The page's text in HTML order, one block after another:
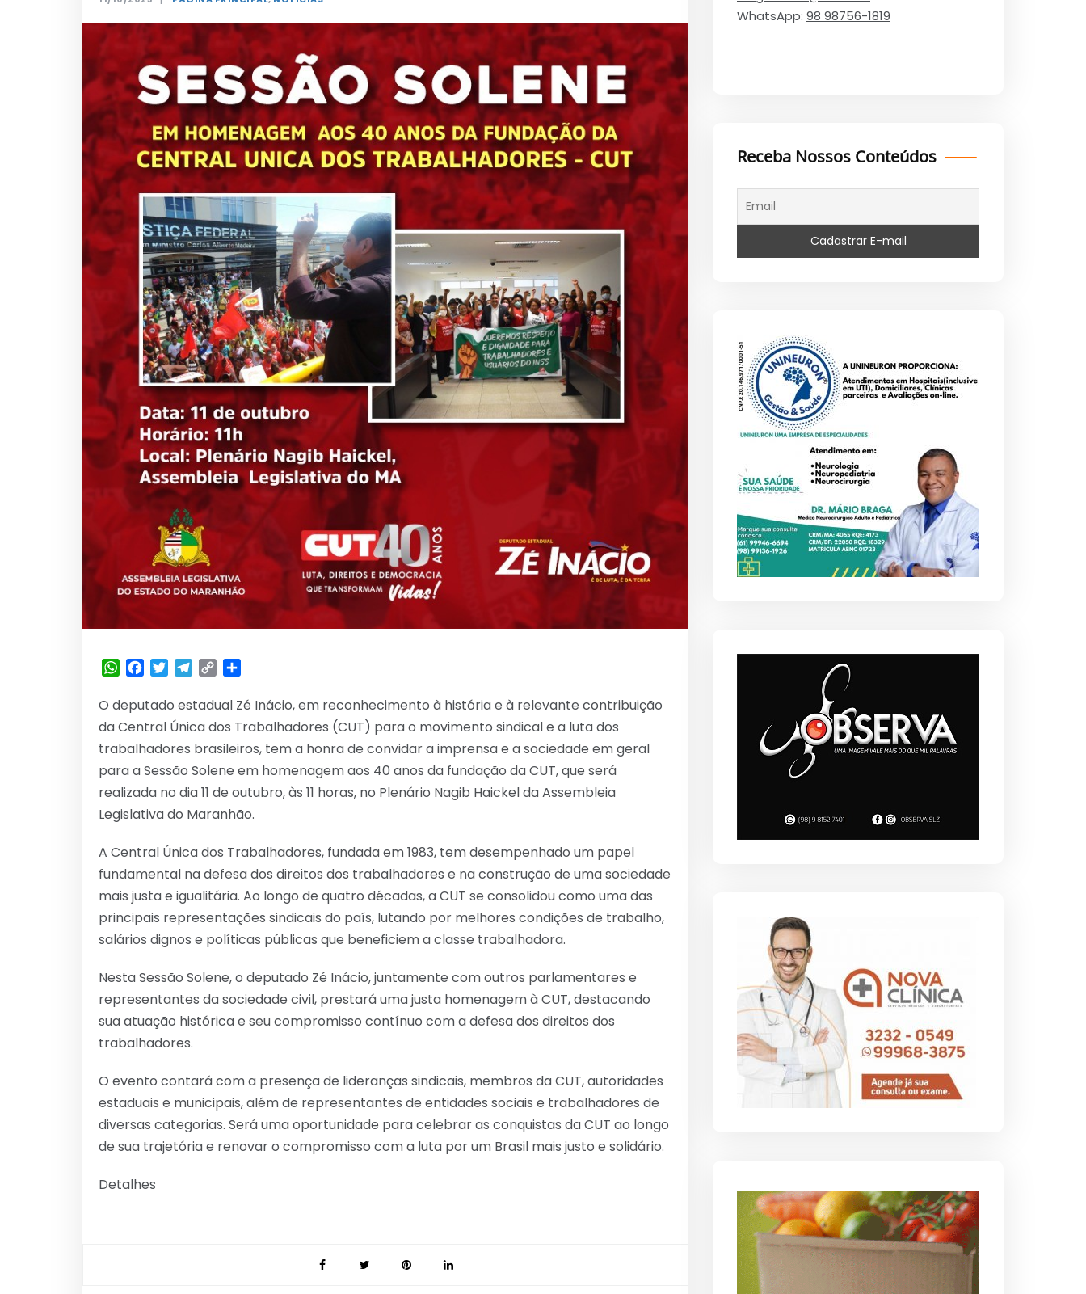
WhatsApp
Facebook
TwitterTelegram
Copy
O deputado estadual Zé Inácio, em reconhecimento à história e à relevante contribuição
da Central Única dos Trabalhadores (CUT) para o movimento sindical e a luta dos
trabalhadores brasileiros, tem a honra de convidar a imprensa e a sociedade em geral
para a Sessão Solene em homenagem aos 40 anos da fundação da CUT, que será
realizada no dia 11 de outubro, às 11 horas, no Plenário Nagib Haickel da Assembleia
Legislativa do Maranhão.
A Central Única dos Trabalhadores, fundada em 1983, tem desempenhado um papel
fundamental na defesa dos direitos dos trabalhadores e na construção de uma sociedade
mais justa e igualitária. Ao longo de quatro décadas, a CUT se consolidou como uma das
principais representações sindicais do país, lutando por melhores condições de trabalho,
salários dignos e políticas públicas que beneficiem a classe trabalhadora.
Nesta Sessão Solene, o deputado Zé Inácio, juntamente com outros parlamentares e
representantes da sociedade civil, prestará uma justa homenagem à CUT, destacando
sua atuação histórica e seu compromisso contínuo com a defesa dos direitos dos
trabalhadores.
O evento contará com a presença de lideranças sindicais, membros da CUT, autoridades
estaduais e municipais, além de representantes de entidades sociais e trabalhadores de
diversas categorias. Será uma oportunidade para celebrar as conquistas da CUT ao longo
de sua trajetória e renovar o compromisso com a luta por um Brasil mais justo e solidário.
Detalhes
WhatsApp: 98 98756-1819
Receba Nossos Conteúdos